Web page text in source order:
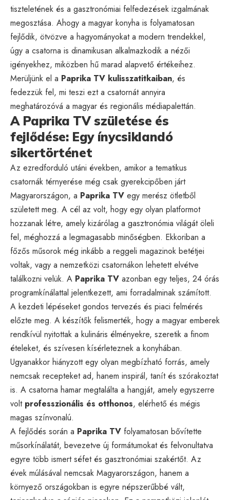
tiszteletének és a gasztronómiai felfedezések izgalmának
megosztása. Ahogy a magyar konyha is folyamatosan
fejlődik, ötvözve a hagyományokat a modern trendekkel,
úgy a csatorna is dinamikusan alkalmazkodik a nézői
igényekhez, miközben hű marad alapvető értékeihez.
Merüljünk el a Paprika TV kulisszatitkaiban, és
fedezzük fel, mi teszi ezt a csatornát annyira
meghatározóvá a magyar és regionális médiapalettán.
A Paprika TV születése és
fejlődése: Egy ínycsiklandó
sikertörténet
Az ezredforduló utáni években, amikor a tematikus
csatornák térnyerése még csak gyerekcipőben járt
Magyarországon, a Paprika TV egy merész ötletből
született meg. A cél az volt, hogy egy olyan platformot
hozzanak létre, amely kizárólag a gasztronómia világát öleli
fel, méghozzá a legmagasabb minőségben. Ekkoriban a
főzős műsorok még inkább a reggeli magazinok betétjei
voltak, vagy a nemzetközi csatornákon lehetett elvétve
találkozni velük. A Paprika TV azonban egy teljes, 24 órás
programkínálattal jelentkezett, ami forradalminak számított.
A kezdeti lépéseket gondos tervezés és piaci felmérés
előzte meg. A készítők felismerték, hogy a magyar emberek
rendkívül nyitottak a kulináris élményekre, szeretik a finom
ételeket, és szívesen kísérleteznek a konyhában.
Ugyanakkor hiányzott egy olyan megbízható forrás, amely
nemcsak recepteket ad, hanem inspirál, tanít és szórakoztat
is. A csatorna hamar megtalálta a hangját, amely egyszerre
volt professzionális és otthonos, elérhető és mégis
magas színvonalú.
A fejlődés során a Paprika TV folyamatosan bővítette
műsorkínálatát, bevezetve új formátumokat és felvonultatva
egyre több ismert séfet és gasztronómiai szakértőt. Az
évek múlásával nemcsak Magyarországon, hanem a
környező országokban is egyre népszerűbbé vált,